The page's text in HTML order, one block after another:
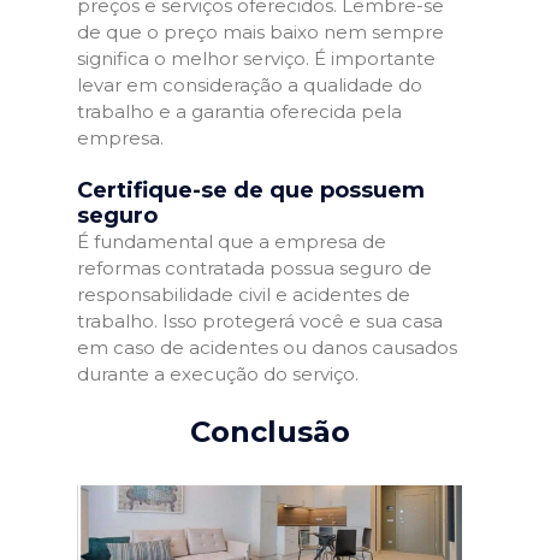
preços e serviços oferecidos. Lembre-se
de que o preço mais baixo nem sempre
significa o melhor serviço. É importante
levar em consideração a qualidade do
trabalho e a garantia oferecida pela
empresa.
Certifique-se de que possuem
seguro
É fundamental que a empresa de
reformas contratada possua seguro de
responsabilidade civil e acidentes de
trabalho. Isso protegerá você e sua casa
em caso de acidentes ou danos causados
durante a execução do serviço.
Conclusão